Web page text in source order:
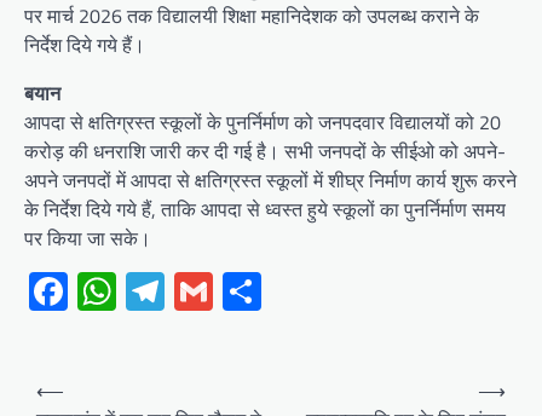
पर मार्च 2026 तक विद्यालयी शिक्षा महानिदेशक को उपलब्ध कराने के
निर्देश दिये गये हैं।
बयान
आपदा से क्षतिग्रस्त स्कूलों के पुनर्निर्माण को जनपदवार विद्यालयों को 20
करोड़ की धनराशि जारी कर दी गई है। सभी जनपदों के सीईओ को अपने-
अपने जनपदों में आपदा से क्षतिग्रस्त स्कूलों में शीघ्र निर्माण कार्य शुरू करने
के निर्देश दिये गये हैं, ताकि आपदा से ध्वस्त हुये स्कूलों का पुनर्निर्माण समय
पर किया जा सके।
Facebook
WhatsApp
Telegram
Gmail
Post
⟵
⟶